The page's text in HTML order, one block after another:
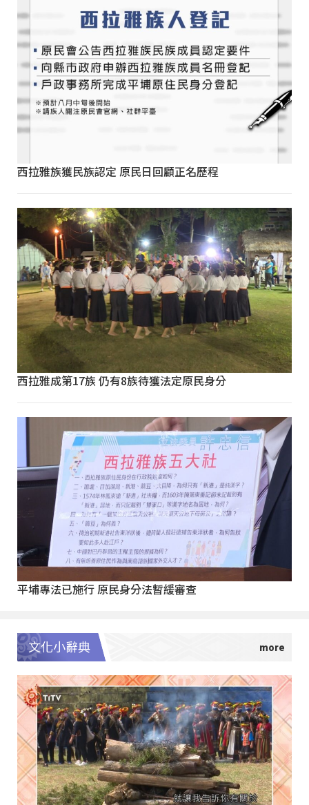
西拉雅族獲民族認定 原民日回顧正名歷程
西拉雅成第17族 仍有8族待獲法定原民身分
平埔專法已施行 原民身分法暫緩審查
文化小辭典